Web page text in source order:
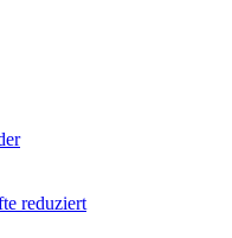
reduziert